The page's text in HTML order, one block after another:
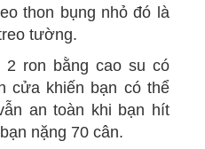
thon bụng nhỏ đó là
tường.
ron bằng cao su có
cửa khiến bạn có thể
an toàn khi bạn hít
nặng 70 cân.